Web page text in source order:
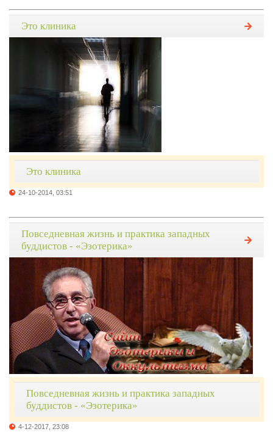
Это клиника
Это клиника
24-10-2014, 03:51
Повседневная жизнь и практика западных
буддистов - «Эзотерика»
Повседневная жизнь и практика западных
буддистов - «Эзотерика»
4-12-2017, 23:08